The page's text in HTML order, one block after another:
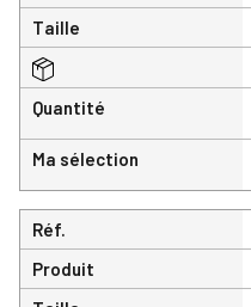
Taille
Quantité
Ma sélection
Réf.
Produit